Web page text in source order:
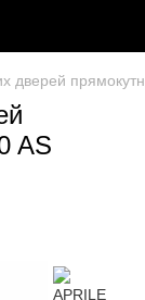
дверей
AS